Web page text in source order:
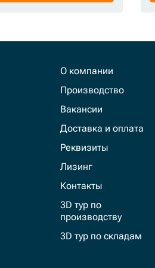
О компании
Производство
Вакансии
Доставка и оплата
Реквизиты
Лизинг
Контакты
3D тур по
производству
3D тур по складам